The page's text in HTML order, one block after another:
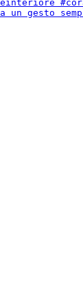
un gesto